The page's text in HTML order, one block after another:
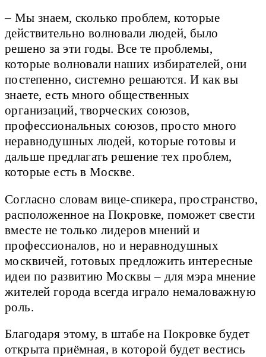
– Мы знаем, сколько проблем, которые
действительно волновали людей, было
решено за эти годы. Все те проблемы,
которые волновали наших избирателей, они
постепенно, системно решаются. И как вы
знаете, есть много общественных
организаций, творческих союзов,
профессиональных союзов, просто много
неравнодушных людей, которые готовы и
дальше предлагать решение тех проблем,
которые есть в Москве.
Согласно словам вице-спикера, пространство,
расположенное на Покровке, поможет свести
вместе не только лидеров мнений и
профессионалов, но и неравнодушных
москвичей, готовых предложить интересные
идеи по развитию Москвы – для мэра мнение
жителей города всегда играло немаловажную
роль.
Благодаря этому, в штабе на Покровке будет
открыта приёмная, в которой будет вестись